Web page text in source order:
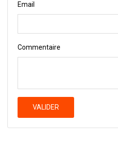
Email
Commentaire
VALIDER